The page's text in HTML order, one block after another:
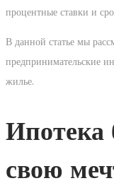
процентные ставки и
В данной статье мы
предпринимательские
жилье.
Ипотека
свою